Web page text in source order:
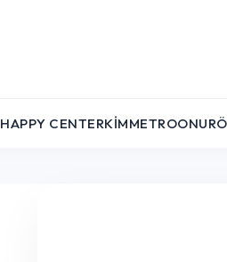
HAPPY CENTERKIMMETROONUR